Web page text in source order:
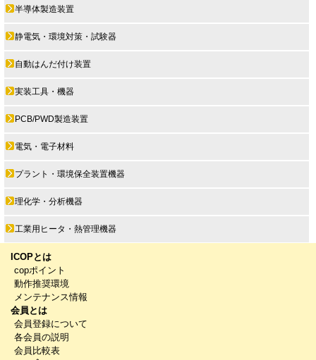
半導体製造装置
静電気・環境対策・試験器
自動はんだ付け装置
実装工具・機器
PCB/PWD製造装置
電気・電子材料
プラント・環境保全装置機器
理化学・分析機器
工業用ヒータ・熱管理機器
ICOPとは
copポイント
動作推奨環境
メンテナンス情報
会員とは
会員登録について
各会員の説明
会員比較表